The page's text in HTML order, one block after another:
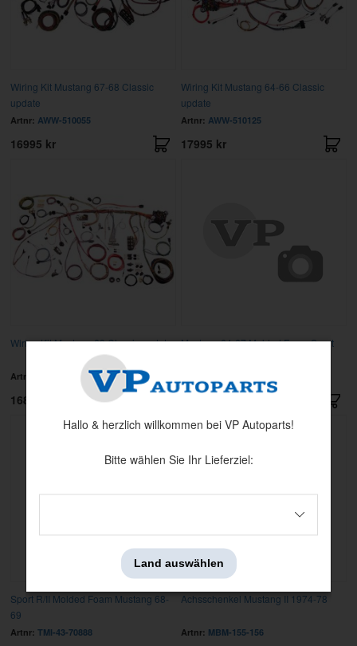
Wiring Kit Mustang 67-68 Classic
update
Artnr: AWW-510055
16995 kr
Wiring Kit Mustang 64-66 Classic
update
Artnr: AWW-510125
17995 kr
Wiring Kit Mustang 69 Classic update
Artnr: AWW-510177
16850 kr
Mustang 64-67 Molded Foam Sport
Sport R/II Molded Foam Mustang 68-
69
Artnr: TMI-43-70888
Achsschenkel Mustang II 1974-78
Artnr: MBM-155-156
Hallo & herzlich willkommen bei VP Autoparts!
Bitte wählen Sie Ihr Lieferziel:
Land auswählen